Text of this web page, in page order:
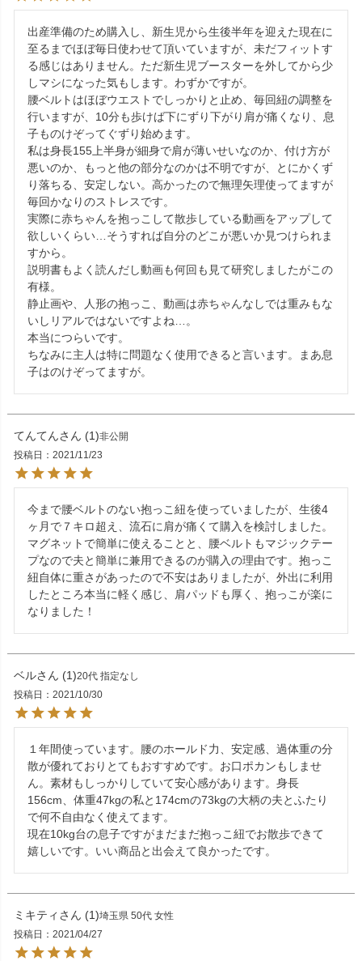
出産準備のため購入し、新生児から生後半年を迎えた現在に
至るまでほぼ毎日使わせて頂いていますが、未だフィットす
る感じはありません。ただ新生児ブースターを外してから少
しマシになった気もします。わずかですが。
腰ベルトはほぼウエストでしっかりと止め、毎回紐の調整を
行いますが、10分も歩けば下にずり下がり肩が痛くなり、息
子ものけぞってぐずり始めます。
私は身長155上半身が細身で肩が薄いせいなのか、付け方が
悪いのか、もっと他の部分なのかは不明ですが、とにかくず
り落ちる、安定しない。高かったので無理矢理使ってますが
毎回かなりのストレスです。
実際に赤ちゃんを抱っこして散歩している動画をアップして
欲しいくらい…そうすれば自分のどこが悪いか見つけられま
すから。
説明書もよく読んだし動画も何回も見て研究しましたがこの
有様。
静止画や、人形の抱っこ、動画は赤ちゃんなしでは重みもな
いしリアルではないですよね…。
本当につらいです。
ちなみに主人は特に問題なく使用できると言います。まあ息
子はのけぞってますが。
てんてん 1 非公開
投稿日
2021/11/23
今まで腰ベルトのない抱っこ紐を使っていましたが、生後4
ヶ月で７キロ超え、流石に肩が痛くて購入を検討しました。
マグネットで簡単に使えることと、腰ベルトもマジックテー
プなので夫と簡単に兼用できるのが購入の理由です。抱っこ
紐自体に重さがあったので不安はありましたが、外出に利用
したところ本当に軽く感じ、肩パッドも厚く、抱っこが楽に
なりました！
ベル 1 20代 指定なし
投稿日
2021/10/30
１年間使っています。腰のホールド力、安定感、過体重の分
散が優れておりとてもおすすめです。お口ポカンもしませ
ん。素材もしっかりしていて安心感があります。身長
156cm、体重47kgの私と174cmの73kgの大柄の夫とふたり
で何不自由なく使えてます。
現在10kg台の息子ですがまだまだ抱っこ紐でお散歩できて
嬉しいです。いい商品と出会えて良かったです。
ミキティ 1 埼玉県 50代 女性
投稿日
2021/04/27